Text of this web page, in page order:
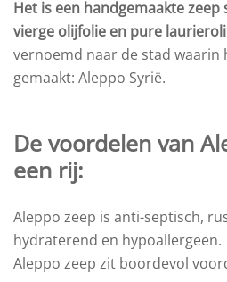
Het is een handgemaakte
vierge olijfolie en pure
vernoemd naar de stad
gemaakt: Aleppo Syrië.
De voordelen van
een rij:
Aleppo zeep is anti-septisch,
hydraterend en hypoallergeen.
Aleppo zeep zit boordevol